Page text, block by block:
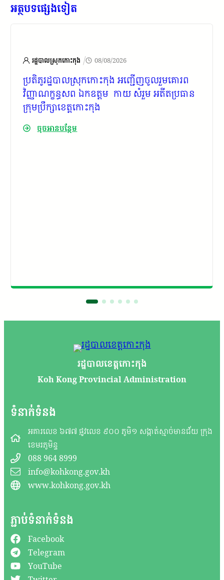
អត្ថបទផ្សេងទៀត
រដ្ឋបាលស្រុកកោះកុង / 08/08/2026
ប្រតិភូ​រដ្ឋបាល​ស្រុកកោះកុង​ អញ្ជើញចូលរួមគោរព​
វិញ្ញាណក្ខន្ធ​សព ឯកឧត្តម កាយ សំរួម អតីតប្រធាន
ក្រុមប្រឹក្សាខេត្តកោះកុង
ចុចអានបន្ថែម
រដ្ឋបាលខេត្តកោះកុង
Koh Kong Provincial Administration
ទំនាក់ទំនង
អគារលេខ ៦៧៧ ផ្លូវលេខ ៩០០ ភូមិ១ សង្កាត់ស្មាច់មានជ័យ ក្រុង
ខេមរភូមិន្ទ
088 964 8999
info@kohkong.gov.kh
www.kohkong.gov.kh
ភ្ជាប់ទំនាក់ទំនង
Facebook
Telegram
YouTube